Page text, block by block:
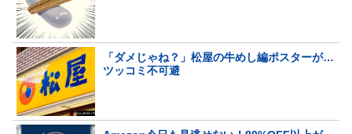
「ダメじゃね？」松屋の牛めし編ポスターが…
ツッコミ不可避